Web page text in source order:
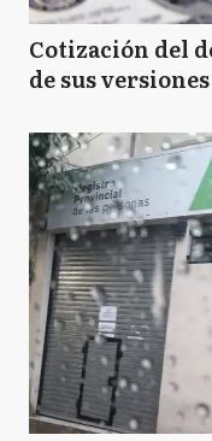
Cotización del
de sus versiones